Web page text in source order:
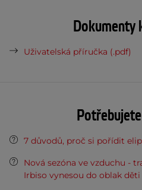
Dokumenty
Uživatelská příručka (.pdf)
7 důvodů, proč si pořídit
Nová sezóna ve vzduchu -
Irbiso vynesou do oblak